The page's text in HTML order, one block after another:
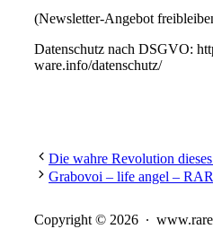
(Newsletter-Angebot
Datenschutz nach DSGVO:
ware.info/datenschutz/
Die wahre Revolution
Grabovoi – life angel –
Copyright © 2026 ∙